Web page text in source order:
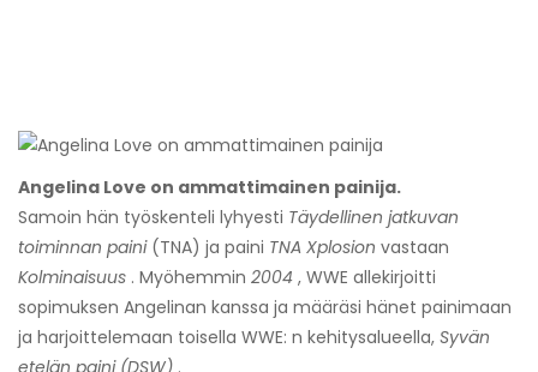
Angelina Love on ammattimainen painija.
Samoin hän työskenteli lyhyesti Täydellinen jatkuvan
toiminnan paini (TNA) ja paini TNA Xplosion vastaan
Kolminaisuus . Myöhemmin 2004 , WWE allekirjoitti
sopimuksen Angelinan kanssa ja määräsi hänet painimaan
ja harjoittelemaan toisella WWE: n kehitysalueella, Syvän